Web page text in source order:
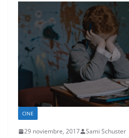
CINE
29 noviembre, 2017 Sami Schuster